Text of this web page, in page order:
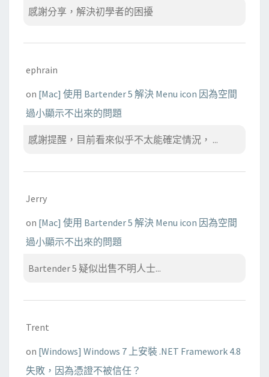
感謝分享，解決初學者的困擾
ephrain
on [Mac] 使用 Bartender 5 解決 Menu icon 因為空間
過小顯示不出來的問題
感謝提醒，目前看來似乎不太能確定情況， ...
Jerry
on [Mac] 使用 Bartender 5 解決 Menu icon 因為空間
過小顯示不出來的問題
Bartender 5 疑似出售不明人士...
Trent
on [Windows] Windows 7 上安裝 .NET Framework 4.8
失敗，因為憑證不被信任？